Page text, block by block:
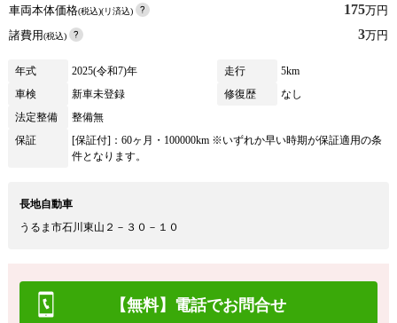
車両本体価格(税込)(リ済込) 175万円
諸費用(税込) 3万円
年式 2025(令和7)年 走行
5km
車検
新車未登録 修復歴
なし
法定整備
整備無
保証
[保証付]：60ヶ月・100000km ※いずれか早い時期が保証適用の条
件となります。
長地自動車
うるま市石川東山２－３０－１０
【無料】電話でお問合せ